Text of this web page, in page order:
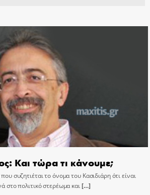
Και τώρα τι κάνουμε;
συζητιέται το όνομα του Κασιδιάρη ότι είναι
στο πολιτικό στερέωμα και[…]